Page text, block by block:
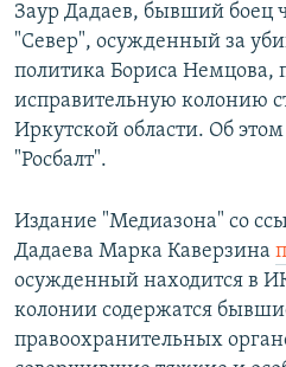
Все сайты РСЕ/РС
Заур Дадаев, бывший боец
"Север", осужденный за
политика Бориса Немцова,
исправительную колонию
Иркутской области. Об этом
"Росбалт".
Издание "Медиазона" со
Дадаева Марка Каверзина
осужденный находится в
колонии содержатся
правоохранительных